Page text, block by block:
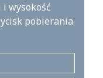
wysokość
pobierania.